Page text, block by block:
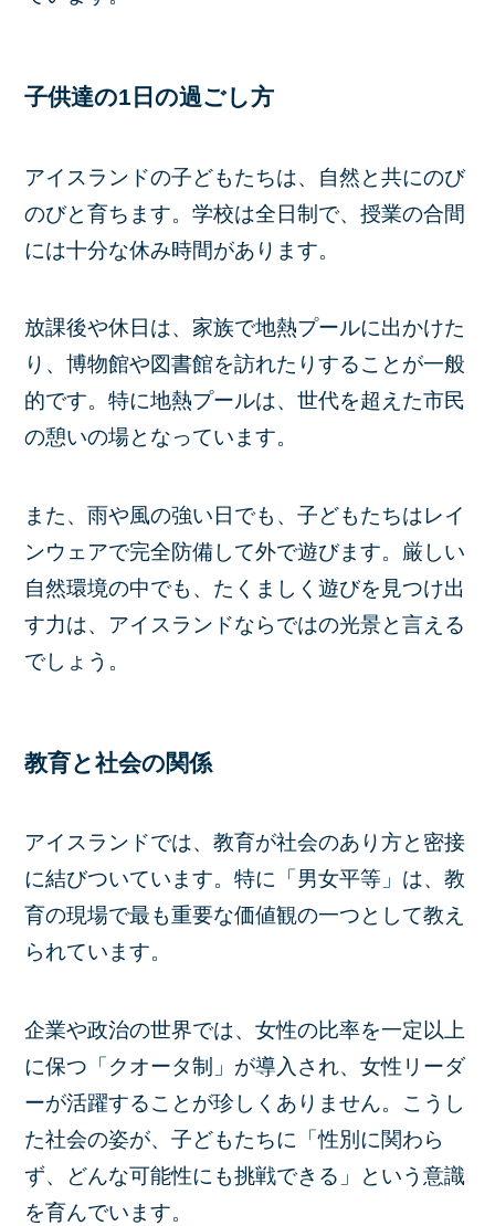
子供達の1日の過ごし方
アイスランドの子どもたちは、自然と共にのび
のびと育ちます。学校は全日制で、授業の合間
には十分な休み時間があります。
放課後や休日は、家族で地熱プールに出かけた
り、博物館や図書館を訪れたりすることが一般
的です。特に地熱プールは、世代を超えた市民
の憩いの場となっています。
また、雨や風の強い日でも、子どもたちはレイ
ンウェアで完全防備して外で遊びます。厳しい
自然環境の中でも、たくましく遊びを見つけ出
す力は、アイスランドならではの光景と言える
でしょう。
教育と社会の関係
アイスランドでは、教育が社会のあり方と密接
に結びついています。特に「男女平等」は、教
育の現場で最も重要な価値観の一つとして教え
られています。
企業や政治の世界では、女性の比率を一定以上
に保つ「クオータ制」が導入され、女性リーダ
ーが活躍することが珍しくありません。こうし
た社会の姿が、子どもたちに「性別に関わら
ず、どんな可能性にも挑戦できる」という意識
を育んでいます。